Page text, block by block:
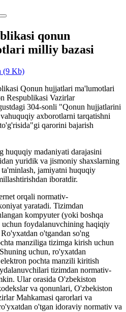
qonun
milliy bazasi
(9 Kb)
Qonun hujjatlari ma'lumotlari
Respublikasi Vazirlar
304-sonli "Qonun hujjatlarini
axborotlarni tarqatishni
qarorini bajarish
huquqiy madaniyati darajasini
yuridik va jismoniy shaxslarning
jamiyatni huquqiy
iboratdir.
orqali normativ-
yaratadi. Tizimdan
kompyuter (yoki boshqa
foydalanuvchining haqiqiy
o'tgandan so'ng
manziliga tizimga kirish uchun
uchun, ro'yxatdan
pochta manzili kiritish
tizimdan normativ-
Ular orasida O'zbekiston
va qonunlari, O'zbekiston
Mahkamasi qarorlari va
o'tgan idoraviy normativ va